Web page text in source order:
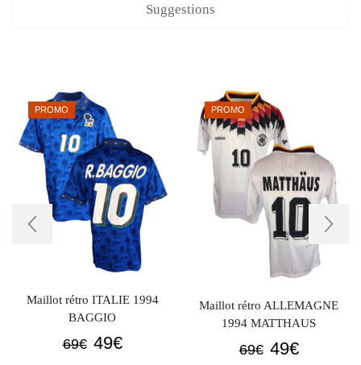
Suggestions
PROMO
Maillot rétro ITALIE 1994
BAGGIO
69€ Le
49€Le
PROMO
Maillot rétro ALLEMAGNE
1994 MATTHAUS
69€ Le
49€Le